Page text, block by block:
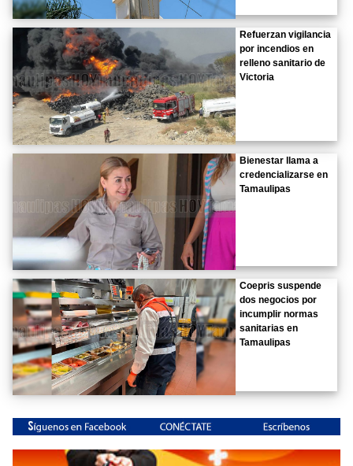
Refuerzan vigilancia
por incendios en
relleno sanitario de
Victoria
Bienestar llama a
credencializarse en
Tamaulipas
Coepris suspende
dos negocios por
incumplir normas
sanitarias en
Tamaulipas